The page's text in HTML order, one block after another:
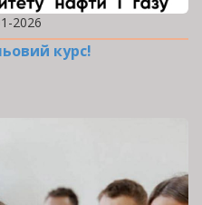
2026
курс!